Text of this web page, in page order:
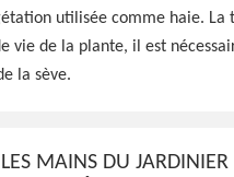
Verts peut
pour vos
cher
utilisée comme haie. La
vie de la plante, il est
la sève.
MAINS DU JARDINIER